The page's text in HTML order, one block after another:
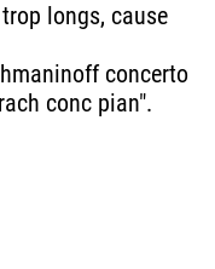
longs, cause
concerto
conc pian".